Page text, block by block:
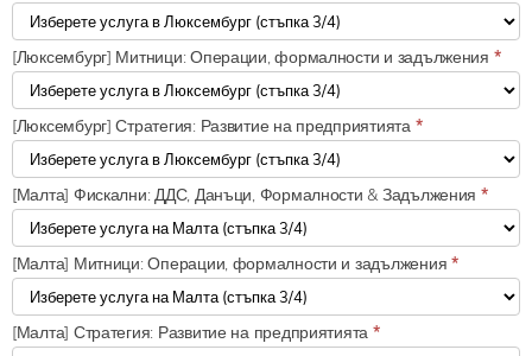
[Люксембург] Митници: Операции, формалности и задължения *
[Люксембург] Стратегия: Развитие на предприятията *
[Малта] Фискални: ДДС, Данъци, Формалности & Задължения *
[Малта] Митници: Операции, формалности и задължения *
[Малта] Стратегия: Развитие на предприятията *